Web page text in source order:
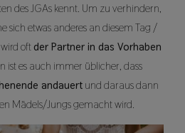
des JGAs kennt. Um zu verhindern,
sich etwas anderes an diesem Tag /
oft der Partner in das Vorhaben
ist es auch immer üblicher, dass
andauert und daraus dann
Mädels/Jungs gemacht wird.